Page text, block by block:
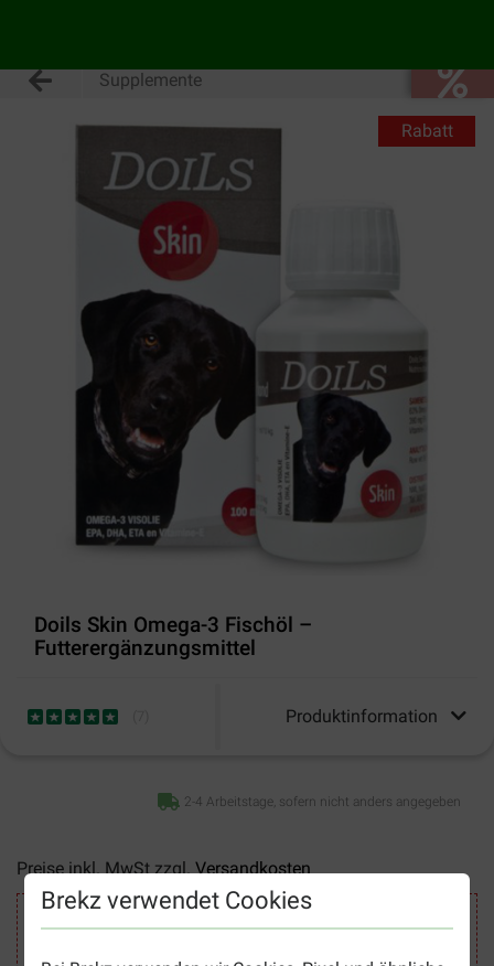
Brekz verwendet Cookies
Supplemente
Rabatt
Doils Skin Omega-3 Fischöl –
Futterergänzungsmittel
Produktinformation
2-4 Arbeitstage, sofern nicht anders angegeben
Preise inkl. MwSt zzgl. Versandkosten